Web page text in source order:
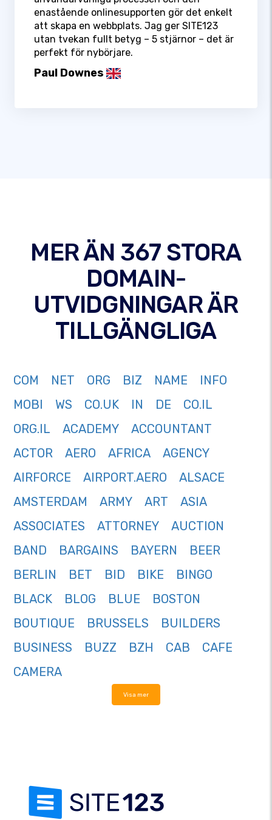
enastående onlinesupporten gör det enkelt
att skapa en webbplats. Jag ger SITE123
utan tvekan fullt betyg – 5 stjärnor – det är
perfekt för nybörjare.
Paul Downes
MER ÄN 367 STORA
DOMAIN-
UTVIDGNINGAR ÄR
TILLGÄNGLIGA
COM NET ORG BIZ NAME
INFO
MOBI
WS CO.UK IN DE
CO.IL
ORG.IL
ACADEMY
ACCOUNTANT
ACTOR
AERO AFRICA
AGENCY
AIRFORCE
AIRPORT.AERO
ALSACE
AMSTERDAM
ARMY ART
ASIA
ASSOCIATES
ATTORNEY
AUCTION
BAND
BARGAINS BAYERN
BEER
BERLIN
BET BID BIKE
BINGO
BLACK
BLOG BLUE
BOSTON
BOUTIQUE
BRUSSELS
BUILDERS
BUSINESS
BUZZ BZH CAB
CAFE
CAMERA
Visa mer